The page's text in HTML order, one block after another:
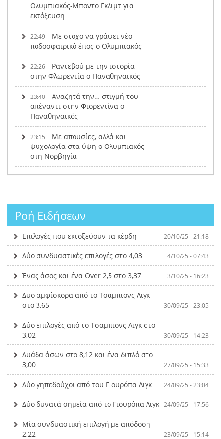
Ολυμπιακός-Μποντο Γκλιμτ για
εκτόξευση
22:49
Με στόχο να γράψει νέο
ποδοσφαιρικό έπος ο Ολυμπιακός
22:26
Ραντεβού με την ιστορία
στην Φλωρεντία ο Παναθηναϊκός
23:40
Αναζητά την… στιγμή του
απέναντι στην Φιορεντίνα ο
Παναθηναϊκός
23:15
Με απουσίες, αλλά και
ψυχολογία στα ύψη ο Ολυμπιακός
στη Νορβηγία
Ροή Ειδήσεων
Επιλογές που εκτοξεύουν τα κέρδη 20/10/25 - 21:18
Δύο συνδυαστικές επιλογές στο 4,03 4/10/25 - 07:43
Ένας άσος και ένα Over 2,5 στο 3,37 3/10/25 - 16:23
Δυο αμφίσκορα από το Τσαμπιονς Λιγκ
στο 3,65
30/09/25 - 23:05
Δύο επιλογές από το Τσαμπιονς Λιγκ στο
3,02
30/09/25 - 14:23
Δυάδα άσων στο 8,12 και ένα διπλό στο
3,00
27/09/25 - 15:33
Δύο γηπεδούχοι από του Γιουρόπα Λιγκ 24/09/25 - 23:04
Δύο δυνατά σημεία από το Γιουρόπα Λιγκ 24/09/25 - 17:56
Μία συνδυαστική επιλογή με απόδοση
2,22
23/09/25 - 15:14